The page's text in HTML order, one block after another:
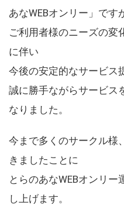
あなWEBオンリー」です
ご利用者様のニーズの変
に伴い
今後の安定的なサービス
誠に勝手ながらサービス
なりました。
今まで多くのサークル様
きましたことに
とらのあなWEBオンリ
し上げます。